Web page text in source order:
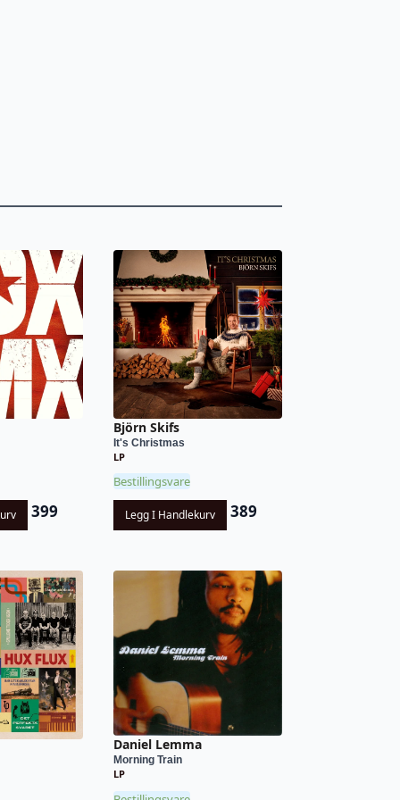
399
Björn Skifs
It's Christmas
LP
Bestillingsvare
Legg I Handlekurv 389
Daniel Lemma
Morning Train
LP